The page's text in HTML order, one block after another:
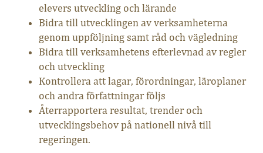
elevers utveckling och lärande
Bidra till utvecklingen av verksamheterna
genom uppföljning samt råd och vägledning
Bidra till verksamhetens efterlevnad av regler
och utveckling
Kontrollera att lagar, förordningar, läroplaner
och andra författningar följs
Återrapportera resultat, trender och
utvecklingsbehov på nationell nivå till
regeringen.